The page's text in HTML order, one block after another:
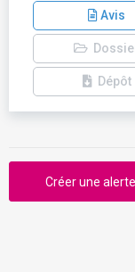
Avis
Dépôt
Créer une alerte